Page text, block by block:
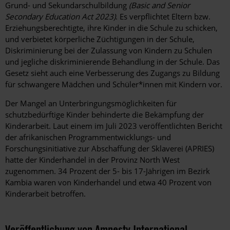
Grund- und Sekundarschulbildung (Basic and Senior
Secondary Education Act 2023). Es verpflichtet Eltern bzw.
Erziehungsberechtigte, ihre Kinder in die Schule zu schicken,
und verbietet körperliche Züchtigungen in der Schule,
Diskriminierung bei der Zulassung von Kindern zu Schulen
und jegliche diskriminierende Behandlung in der Schule. Das
Gesetz sieht auch eine Verbesserung des Zugangs zu Bildung
für schwangere Mädchen und Schüler*innen mit Kindern vor.
Der Mangel an Unterbringungsmöglichkeiten für
schutzbedürftige Kinder behinderte die Bekämpfung der
Kinderarbeit. Laut einem im Juli 2023 veröffentlichten Bericht
der afrikanischen Programmentwicklungs- und
Forschungsinitiative zur Abschaffung der Sklaverei (APRIES)
hatte der Kinderhandel in der Provinz North West
zugenommen. 34 Prozent der 5- bis 17-Jährigen im Bezirk
Kambia waren von Kinderhandel und etwa 40 Prozent von
Kinderarbeit betroffen.